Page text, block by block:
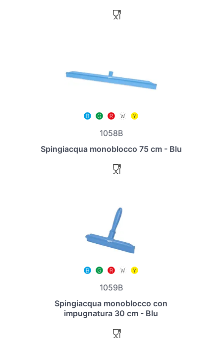
1058B
Spingiacqua monoblocco 75 cm - Blu
1059B
Spingiacqua monoblocco con
impugnatura 30 cm - Blu